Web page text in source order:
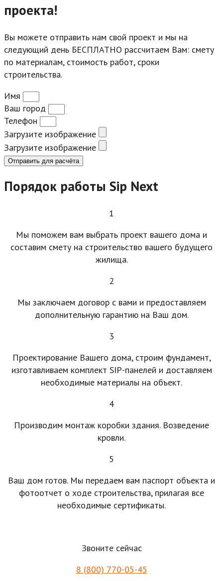
проекта!
Вы можете отправить нам свой проект и мы на
следующий день БЕСПЛАТНО рассчитаем Вам: смету
по материалам, стоимость работ, сроки
строительства.
Имя
Ваш город
Телефон
Загрузите изображение
Загрузите изображение
Отправить для расчёта
Порядок работы Sip Next
1
Мы поможем вам выбрать проект вашего дома и
составим смету на строительство вашего будущего
жилища.
2
Мы заключаем договор с вами и предоставляем
дополнительную гарантию на Ваш дом.
3
Проектирование Вашего дома, строим фундамент,
изготавливаем комплект SIP-панелей и доставляем
необходимые материалы на объект.
4
Производим монтаж коробки здания. Возведение
кровли.
5
Ваш дом готов. Мы передаем вам паспорт объекта и
фотоотчет о ходе строительства, прилагая все
необходимые сертификаты.
Звоните сейчас
8 (800) 770-05-45